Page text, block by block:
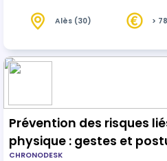
du travail 6 - Les différents EPI
Alès (30) >
Prévention des risques
physique : gestes et
CHRONODESK